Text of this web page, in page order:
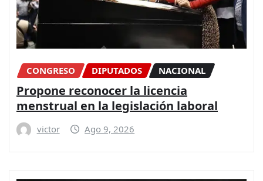
CONGRESO DIPUTADOS NACIONAL
Propone reconocer la licencia
menstrual en la legislación laboral
victor Ago 9, 2026